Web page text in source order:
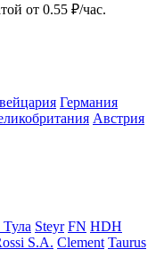
от 0.55 ₽/час.
Германия
Австрия
Steyr FN HDH
S.A. Clement Taurus